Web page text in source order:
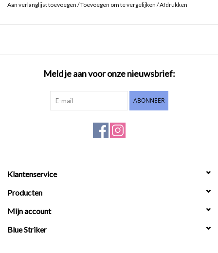
Aan verlanglijst toevoegen /Toevoegen om te vergelijken /Afdrukken
Meld je aan voor onze nieuwsbrief:
ABONNEER
Klantenservice
Producten
Mijn account
Blue Striker